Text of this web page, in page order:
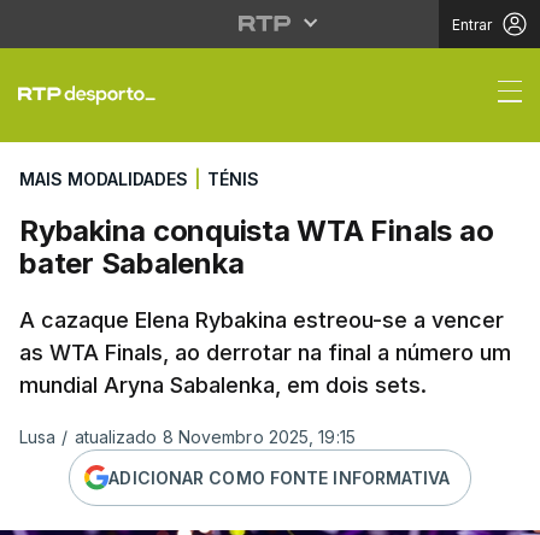
Entrar
Rybakina conquista
MAIS MODALIDADES TÉNIS
Rybakina conquista WTA Finals ao
bater Sabalenka
A cazaque Elena Rybakina estreou-se a vencer
as WTA Finals, ao derrotar na final a número um
mundial Aryna Sabalenka, em dois sets.
Lusa / atualizado 8 Novembro 2025, 19:15
ADICIONAR COMO FONTE INFORMATIVA